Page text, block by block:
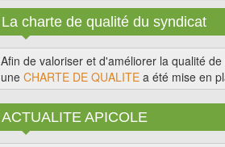
La charte de qualité du syndicat
Afin de valoriser et d'améliorer la qualité
une CHARTE DE QUALITE a été mise en
ACTUALITE APICOLE